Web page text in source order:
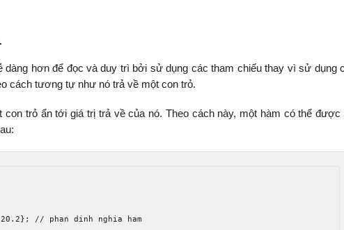
hơn để đọc và duy trì bởi sử dụng các tham chiếu thay vì sử dụng
cách tương tự như nó trả về một con trỏ.
con trỏ ẩn tới giá trị trả về của nó. Theo cách này, một hàm có thể
20.2 };
// phan dinh nghia ham